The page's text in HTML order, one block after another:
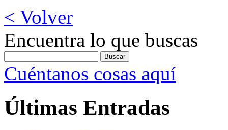
< Volver
Encuentra lo que buscas
Cuéntanos cosas aquí
Últimas Entradas